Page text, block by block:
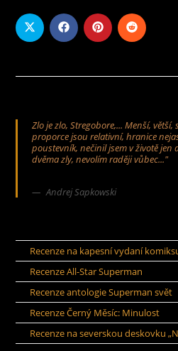
Zlo je zlo, Stregobore,... Menší,
proporce jsou relativní, hranice
poustevník, nečinil jsem v životě jen
dvěma zly, nevolím raději vůbec..."
Andrej Sapkowski
Recenze na kapesní vydaní
Recenze All-Star Superman
Recenze antologie Superman svět
Recenze Černý Měsíc: Minulost
Recenze na severskou deskovku